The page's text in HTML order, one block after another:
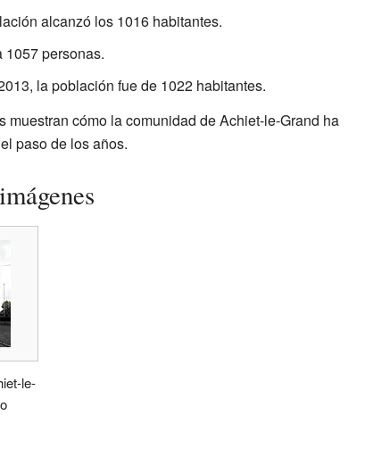
alcanzó los 1016 habitantes.
1057 personas.
la población fue de 1022 habitantes.
muestran cómo la comunidad de Achiet-le-Grand ha
paso de los años.
le-